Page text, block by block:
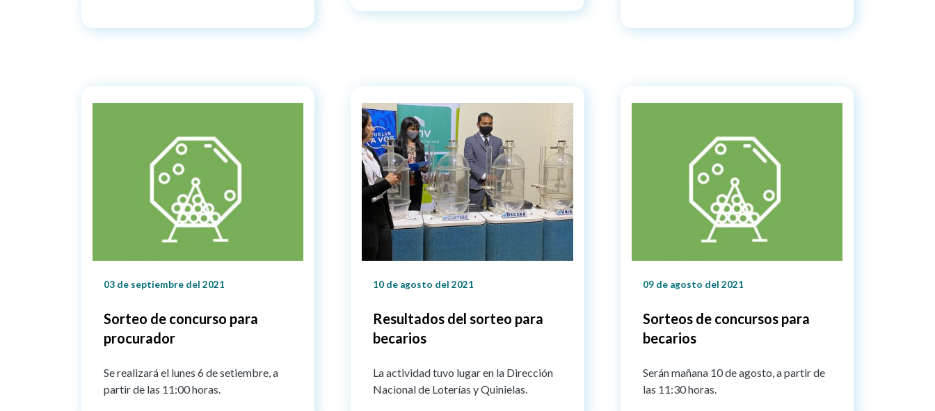
03 de septiembre del 2021
Sorteo de concurso para
procurador
Se realizará el lunes 6 de setiembre, a
partir de las 11:00 horas.
10 de agosto del 2021
Resultados del sorteo para
becarios
La actividad tuvo lugar en la Dirección
Nacional de Loterías y Quinielas.
09 de agosto del 2021
Sorteos de concursos para
becarios
Serán mañana 10 de agosto, a partir de
las 11:30 horas.